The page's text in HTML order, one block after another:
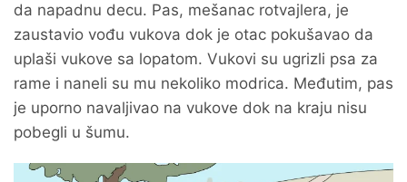
da napadnu decu. Pas, mešanac rotvajlera, je
zaustavio vođu vukova dok je otac pokušavao da
uplaši vukove sa lopatom. Vukovi su ugrizli psa za
rame i naneli su mu nekoliko modrica. Međutim, pas
je uporno navaljivao na vukove dok na kraju nisu
pobegli u šumu.